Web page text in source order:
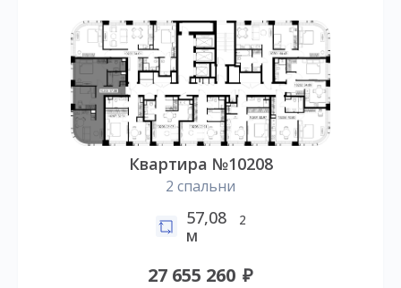
Квартира №10208
2 спальни
57,08
м
2
27 655 260